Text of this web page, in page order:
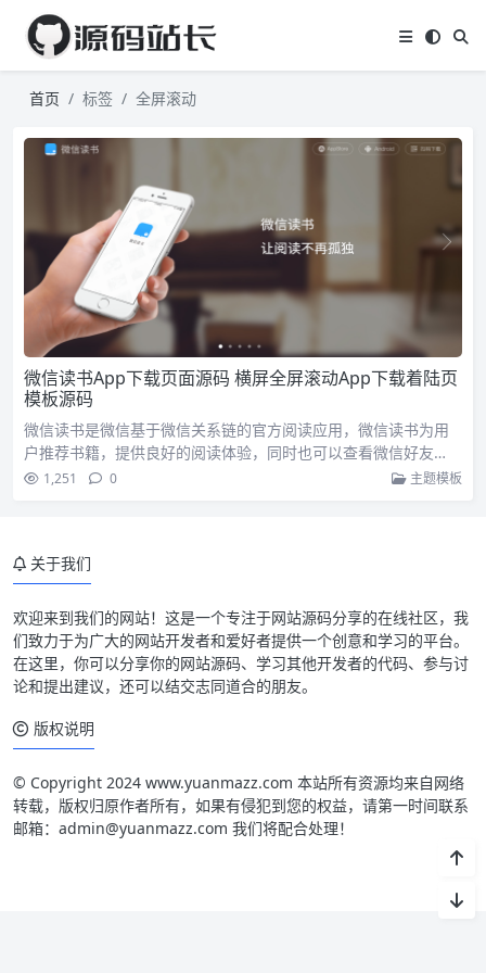
首页 标签 全屏滚动
微信读书App下载页面源码 横屏全屏滚动App下载着陆页
模板源码
微信读书是微信基于微信关系链的官方阅读应用，微信读书为用
户推荐书籍，提供良好的阅读体验，同时也可以查看微信好友…
1,251 0 主题模板
关于我们
欢迎来到我们的网站！这是一个专注于网站源码分享的在线社区，我
们致力于为广大的网站开发者和爱好者提供一个创意和学习的平台。
在这里，你可以分享你的网站源码、学习其他开发者的代码、参与讨
论和提出建议，还可以结交志同道合的朋友。
版权说明
© Copyright 2024 www.yuanmazz.com 本站所有资源均来自网络
转载，版权归原作者所有，如果有侵犯到您的权益，请第一时间联系
邮箱：admin@yuanmazz.com 我们将配合处理！